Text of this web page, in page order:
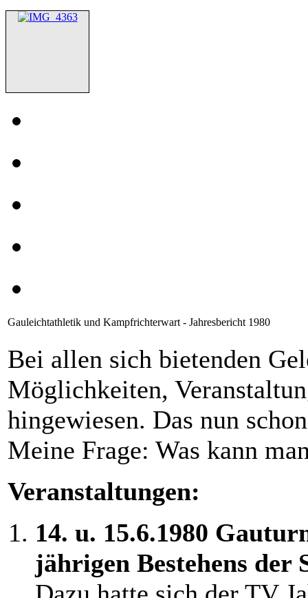
Gauleichtathletik und Kampfrichterwart - Jahresbericht 1980
Bei allen sich bietenden
Möglichkeiten,
hingewiesen. Das nun
Meine Frage: Was kann
Veranstaltungen:
14. u. 15.6.1980
jährigen Bestehens